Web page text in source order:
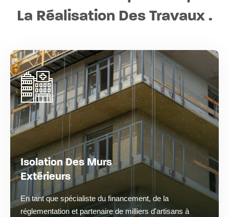
La Réalisation Des Travaux .
Isolation Des Combles
Perdus
En hiver, les combles mal isolés laissent échapper une
grande quantité de chaleur. Pendant l'été, la maison peut